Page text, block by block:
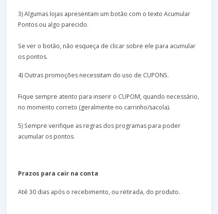
3) Algumas lojas apresentam um botão com o texto Acumular
Pontos ou algo parecido.
Se ver o botão, não esqueça de clicar sobre ele para acumular
os pontos.
4) Outras promoções necessitam do uso de CUPONS.
Fique sempre atento para inserir o CUPOM, quando necessário,
no momento correto (geralmente no carrinho/sacola).
5) Sempre verifique as regras dos programas para poder
acumular os pontos.
Prazos para cair na conta
Até 30 dias após o recebimento, ou retirada, do produto.